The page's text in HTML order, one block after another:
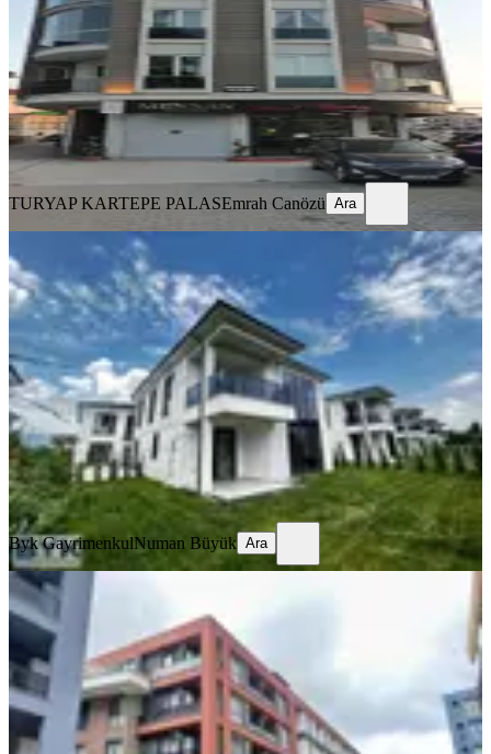
2+1·116 m² 1. Kat·18.05.2026
22.000 ₺
TURYAP KARTEPE PALASEmrah Canözü
Ara
TURYAP KARTEPE PALASEmrah Canözü Ara
Byk' Dan! Arapçiftliği' Nde! Sıfır
Proje! Kiralık Tekil Villa!
Düzce, Merkez
4+1·220 m² ·06.06.2026
62.500 ₺
Byk GayrimenkulNuman Büyük
Ara
Byk GayrimenkulNuman Büyük Ara
Kiralık Eşyalı 1+1 Daire!
Düzce, Merkez
1+1·60 m² 5. Kat· 17.07.2026
15.750 ₺